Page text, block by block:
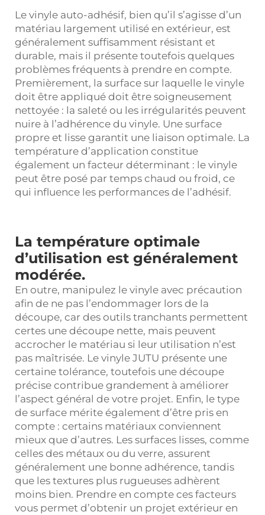
Le vinyle auto-adhésif, bien qu’il s’agisse d’un
matériau largement utilisé en extérieur, est
généralement suffisamment résistant et
durable, mais il présente toutefois quelques
problèmes fréquents à prendre en compte.
Premièrement, la surface sur laquelle le vinyle
doit être appliqué doit être soigneusement
nettoyée : la saleté ou les irrégularités peuvent
nuire à l’adhérence du vinyle. Une surface
propre et lisse garantit une liaison optimale. La
température d’application constitue
également un facteur déterminant : le vinyle
peut être posé par temps chaud ou froid, ce
qui influence les performances de l’adhésif.
La température optimale
d’utilisation est généralement
modérée.
En outre, manipulez le vinyle avec précaution
afin de ne pas l’endommager lors de la
découpe, car des outils tranchants permettent
certes une découpe nette, mais peuvent
accrocher le matériau si leur utilisation n’est
pas maîtrisée. Le vinyle JUTU présente une
certaine tolérance, toutefois une découpe
précise contribue grandement à améliorer
l’aspect général de votre projet. Enfin, le type
de surface mérite également d’être pris en
compte : certains matériaux conviennent
mieux que d’autres. Les surfaces lisses, comme
celles des métaux ou du verre, assurent
généralement une bonne adhérence, tandis
que les textures plus rugueuses adhèrent
moins bien. Prendre en compte ces facteurs
vous permet d’obtenir un projet extérieur en